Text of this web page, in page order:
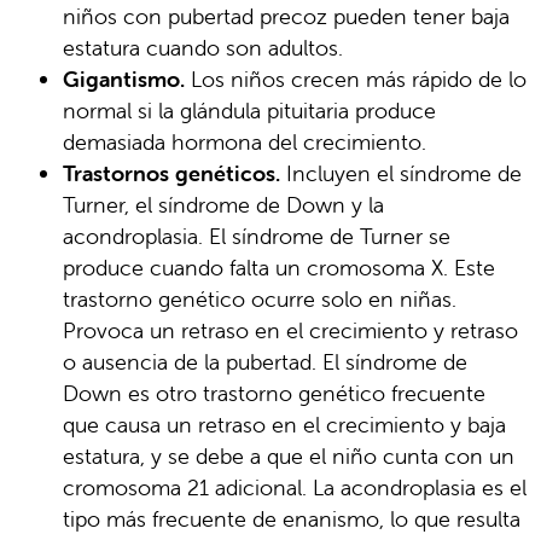
niños con pubertad precoz pueden tener baja
estatura cuando son adultos.
Gigantismo. Los niños crecen más rápido de lo
normal si la glándula pituitaria produce
demasiada hormona del crecimiento.
Trastornos genéticos. Incluyen el síndrome de
Turner, el síndrome de Down y la
acondroplasia. El síndrome de Turner se
produce cuando falta un cromosoma X. Este
trastorno genético ocurre solo en niñas.
Provoca un retraso en el crecimiento y retraso
o ausencia de la pubertad. El síndrome de
Down es otro trastorno genético frecuente
que causa un retraso en el crecimiento y baja
estatura, y se debe a que el niño cunta con un
cromosoma 21 adicional. La acondroplasia es el
tipo más frecuente de enanismo, lo que resulta